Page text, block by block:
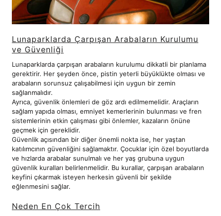
Lunaparklarda Çarpışan Arabaların Kurulumu
ve Güvenliği
Lunaparklarda çarpışan arabaların kurulumu dikkatli bir planlama
gerektirir. Her şeyden önce, pistin yeterli büyüklükte olması ve
arabaların sorunsuz çalışabilmesi için uygun bir zemin
sağlanmalıdır.
Ayrıca, güvenlik önlemleri de göz ardı edilmemelidir. Araçların
sağlam yapıda olması, emniyet kemerlerinin bulunması ve fren
sistemlerinin etkin çalışması gibi önlemler, kazaların önüne
geçmek için gereklidir.
Güvenlik açısından bir diğer önemli nokta ise, her yaştan
katılımcının güvenliğini sağlamaktır. Çocuklar için özel boyutlarda
ve hızlarda arabalar sunulmalı ve her yaş grubuna uygun
güvenlik kuralları belirlenmelidir. Bu kurallar, çarpışan arabaların
keyfini çıkarmak isteyen herkesin güvenli bir şekilde
eğlenmesini sağlar.
Neden En Çok Tercih